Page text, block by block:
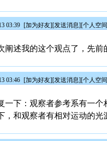
03:39 [加为好友][发送消息][个人空
阐述我的这个观点了，先
03:46 [加为好友][发送消息][个人空
一下：观察者参考系有一
，和观察者有相对运动的